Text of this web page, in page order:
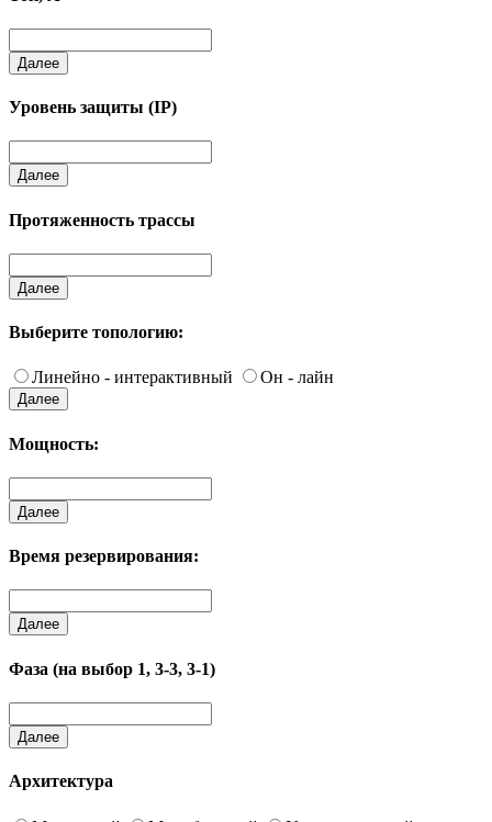
Далее
Уровень защиты (IP)
Далее
Протяженность трассы
Далее
Выберите топологию:
Линейно - интерактивный Он - лайн
Далее
Мощность:
Далее
Время резервирования:
Далее
Фаза (на выбор 1, 3-3, 3-1)
Далее
Архитектура